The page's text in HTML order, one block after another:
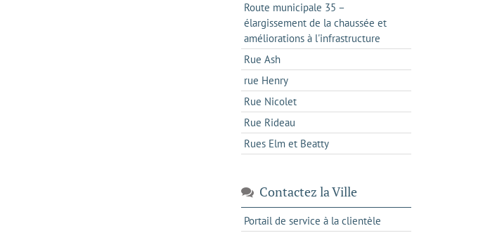
Route municipale 35 –
élargissement de la chaussée et
améliorations à l'infrastructure
Rue Ash
rue Henry
Rue Nicolet
Rue Rideau
Rues Elm et Beatty
Contactez la Ville
Portail de service à la clientèles'ouvre